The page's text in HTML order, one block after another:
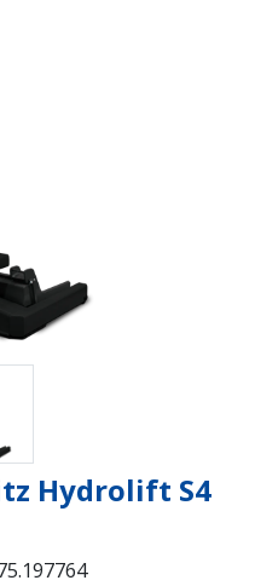
Hydrolift S4